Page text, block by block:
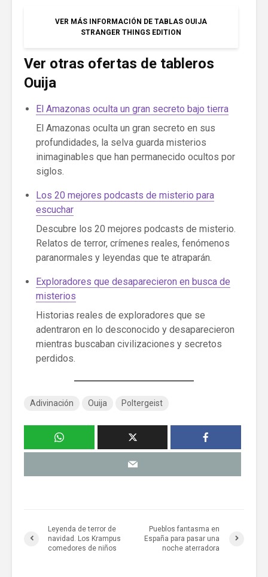
VER MÁS INFORMACIÓN DE TABLAS OUIJA
STRANGER THINGS EDITION
Ver otras ofertas de tableros
Ouija
El Amazonas oculta un gran secreto bajo tierra
El Amazonas oculta un gran secreto en sus
profundidades, la selva guarda misterios
inimaginables que han permanecido ocultos por
siglos.
Los 20 mejores podcasts de misterio para
escuchar
Descubre los 20 mejores podcasts de misterio.
Relatos de terror, crímenes reales, fenómenos
paranormales y leyendas que te atraparán.
Exploradores que desaparecieron en busca de
misterios
Historias reales de exploradores que se
adentraron en lo desconocido y desaparecieron
mientras buscaban civilizaciones y secretos
perdidos.
Adivinación Ouija Poltergeist
Leyenda de terror de
navidad. Los Krampus
comedores de niños
Pueblos fantasma en
España para pasar una
noche aterradora